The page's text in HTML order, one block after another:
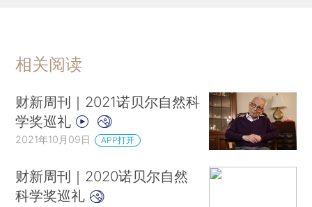
相关阅读
财新周刊｜2021诺贝尔自然科
学奖巡礼
2021年10月09日 APP打开
财新周刊｜2020诺贝尔自然
科学奖巡礼